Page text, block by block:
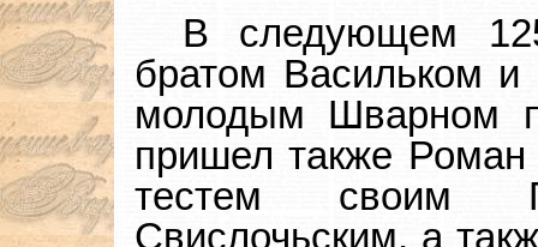
В следующем
братом Васильком
молодым Шварном
пришел также Роман
тестем своим
Свислочьским, а